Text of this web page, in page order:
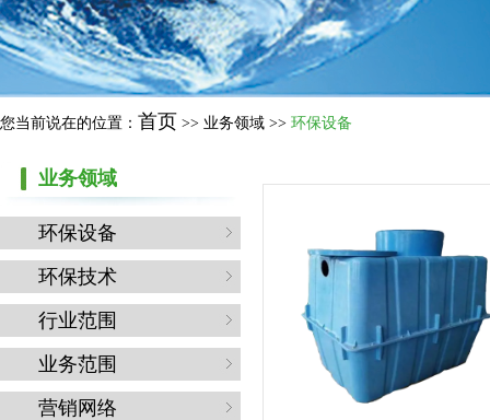
您当前说在的位置： 首页 >> 业务领域 >> 环保设备
业务领域
环保设备
环保技术
行业范围
业务范围
营销网络